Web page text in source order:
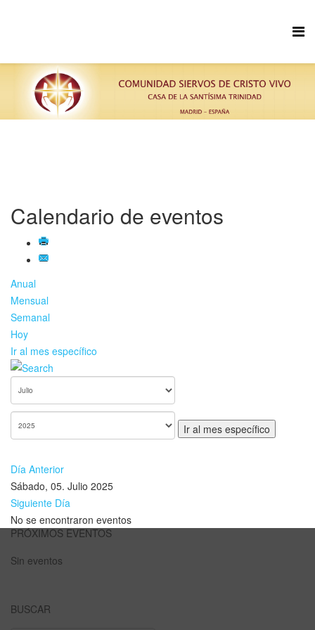
Calendario de eventos
Anual
Mensual
Semanal
Hoy
Ir al mes específico
Ir al mes específico
Día Anterior
Sábado, 05. Julio 2025
Siguiente Día
No se encontraron eventos
PRÓXIMOS EVENTOS
Sin eventos
BUSCAR